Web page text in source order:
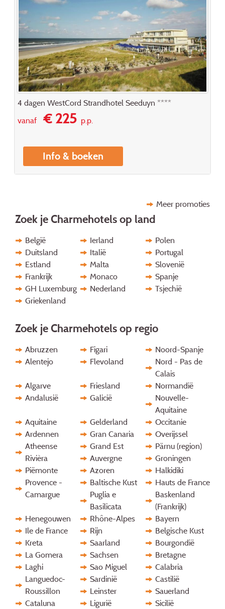
4 dagen WestCord Strandhotel Seeduyn ****
vanaf€ 225p.p.
Info & boeken
Meer promoties
Zoek je Charmehotels op land
België Ierland
Polen
Duitsland
Italië
Portugal
Estland
Malta
Slovenië
Frankrijk
Monaco
Spanje
GH Luxemburg
Nederland
Tsjechië
Griekenland
Zoek je Charmehotels op regio
Abruzzen Figari
Noord-Spanje
Alentejo
Flevoland
Nord - Pas de
Calais
Algarve
Friesland
Normandië
Andalusië
Galicië
Nouvelle-
Aquitaine
Aquitaine
Gelderland
Occitanie
Ardennen
Gran Canaria
Overijssel
Atheense
Rivièra
Grand Est
Pärnu (region)
Auvergne
Groningen
Piëmonte
Azoren
Halkidiki
Provence -
Camargue
Baltische Kust
Hauts de France
Puglia e
Basilicata
Baskenland
(Frankrijk)
Henegouwen
Rhône-Alpes
Bayern
Ile de France
Rijn
Belgische Kust
Kreta
Saarland
Bourgondië
La Gomera
Sachsen
Bretagne
Laghi
Sao Miguel
Calabria
Languedoc-
Roussillon
Sardinië
Castilië
Leinster
Sauerland
Cataluna
Ligurië
Sicilië